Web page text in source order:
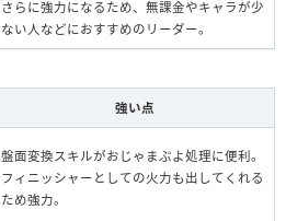
さらに強力になるため、無課金やキャラが少
ない人などにおすすめのリーダー。
強い点
盤面変換スキルがおじゃまぷよ処理に便利。
フィニッシャーとしての火力も出してくれる
ため強力。